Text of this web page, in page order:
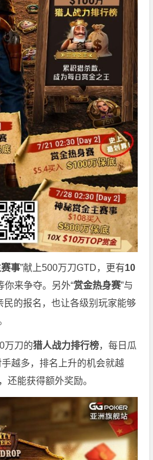
事”献上500万刀GTD，更有10
你来争夺。另外“赏金热身赛”与
民的报名，也让各级别玩家能够
万刀的猎人战力排行榜，每日瓜
越多，排名上升的机会就越
还能获得额外奖励。